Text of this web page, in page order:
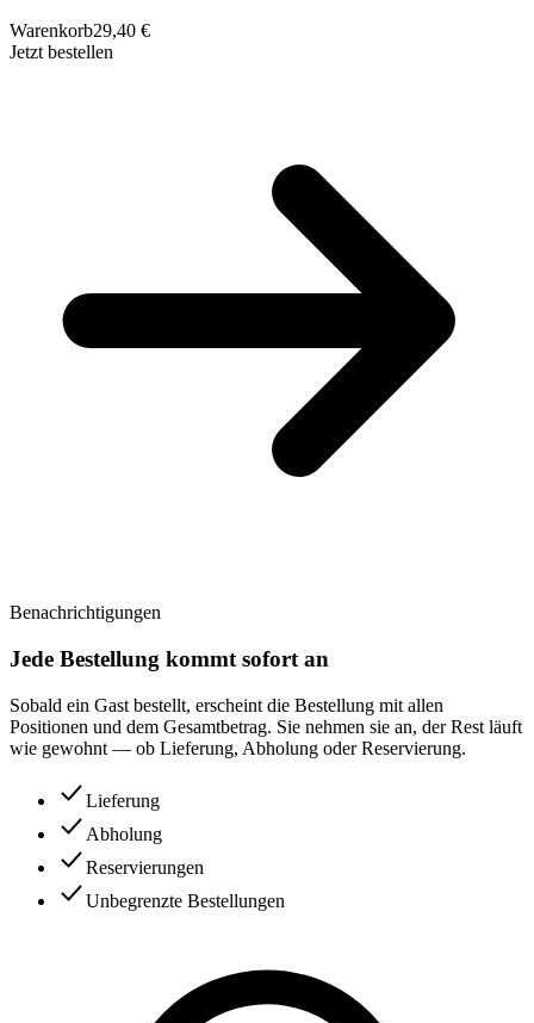
Warenkorb29,40 €
Jetzt bestellen
Benachrichtigungen
Jede Bestellung kommt sofort an
Sobald ein Gast bestellt, erscheint die Bestellung mit allen
Positionen und dem Gesamtbetrag. Sie nehmen sie an, der Rest läuft
wie gewohnt — ob Lieferung, Abholung oder Reservierung.
Lieferung
Abholung
Reservierungen
Unbegrenzte Bestellungen